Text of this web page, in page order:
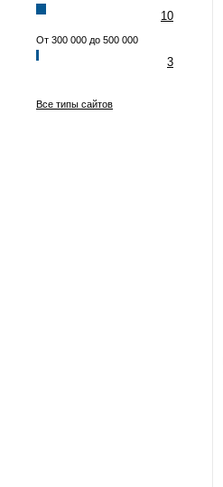
10
От 300 000 до 500 000
3
Все типы сайтов